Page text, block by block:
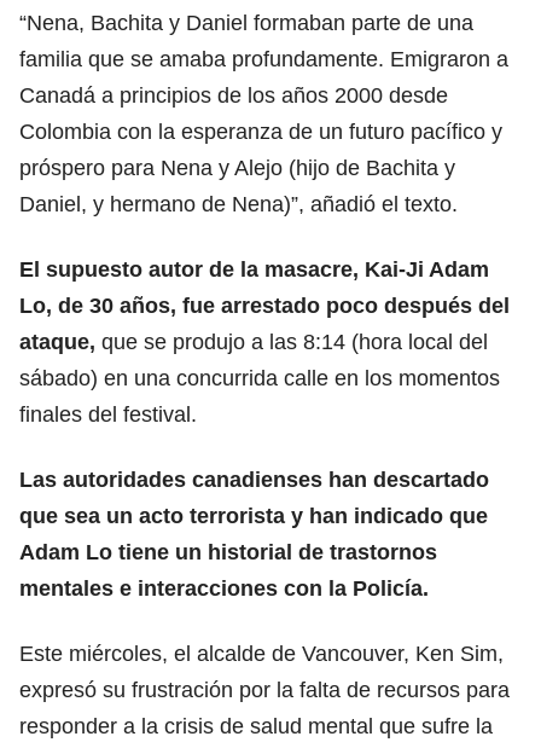
“Nena, Bachita y Daniel formaban parte de una
familia que se amaba profundamente. Emigraron a
Canadá a principios de los años 2000 desde
Colombia con la esperanza de un futuro pacífico y
próspero para Nena y Alejo (hijo de Bachita y
Daniel, y hermano de Nena)”, añadió el texto.
El supuesto autor de la masacre, Kai-Ji Adam
Lo, de 30 años, fue arrestado poco después del
ataque, que se produjo a las 8:14 (hora local del
sábado) en una concurrida calle en los momentos
finales del festival.
Las autoridades canadienses han descartado
que sea un acto terrorista y han indicado que
Adam Lo tiene un historial de trastornos
mentales e interacciones con la Policía.
Este miércoles, el alcalde de Vancouver, Ken Sim,
expresó su frustración por la falta de recursos para
responder a la crisis de salud mental que sufre la